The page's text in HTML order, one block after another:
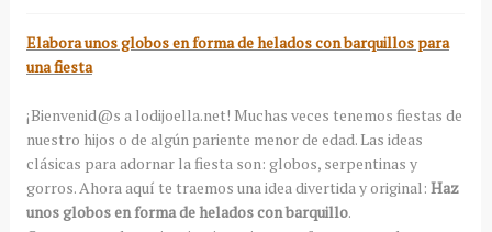
Elabora unos globos en forma de helados con barquillos para
una fiesta
¡Bienvenid@s a lodijoella.net! Muchas veces tenemos fiestas de
nuestro hijos o de algún pariente menor de edad. Las ideas
clásicas para adornar la fiesta son: globos, serpentinas y
gorros. Ahora aquí te traemos una idea divertida y original: Haz
unos globos en forma de helados con barquillo.